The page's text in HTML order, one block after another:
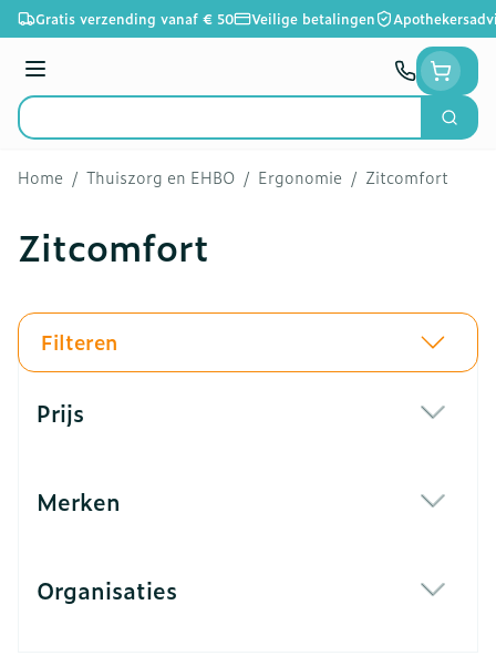
Ga naar de inhoud
Gratis verzending vanaf € 50 Veilige betalingen
Menu
Product, merk, categorie...
Zoek
Home / Thuiszorg en EHBO / Ergonomie / Zitcomfort
Zitcomfort
Filteren
Prijs
Merken
Organisaties